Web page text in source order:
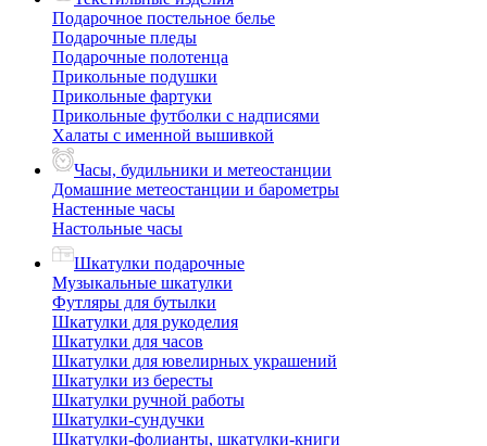
Подарочное постельное белье
Подарочные пледы
Подарочные полотенца
Прикольные подушки
Прикольные фартуки
Прикольные футболки с надписями
Халаты с именной вышивкой
Часы, будильники и метеостанции
Домашние метеостанции и барометры
Настенные часы
Настольные часы
Шкатулки подарочные
Музыкальные шкатулки
Футляры для бутылки
Шкатулки для рукоделия
Шкатулки для часов
Шкатулки для ювелирных украшений
Шкатулки из бересты
Шкатулки ручной работы
Шкатулки-сундучки
Шкатулки-фолианты, шкатулки-книги